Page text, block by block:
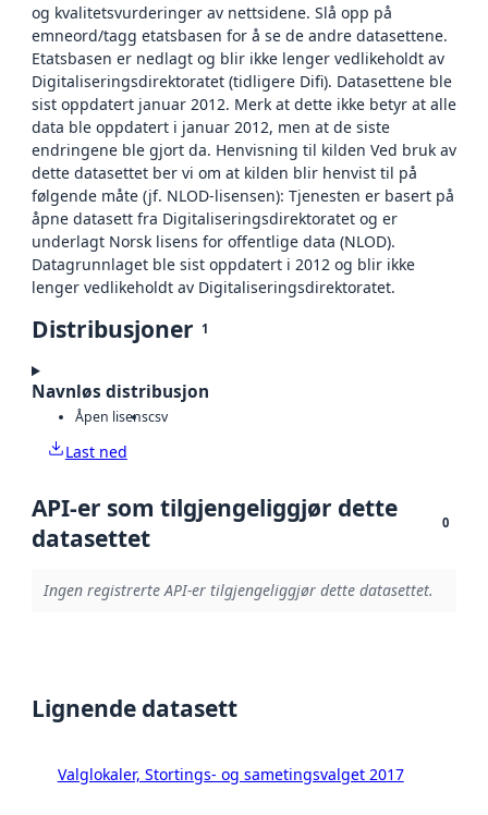
og kvalitetsvurderinger av nettsidene. Slå opp på
emneord/tagg etatsbasen for å se de andre datasettene.
Etatsbasen er nedlagt og blir ikke lenger vedlikeholdt av
Digitaliseringsdirektoratet (tidligere Difi). Datasettene ble
sist oppdatert januar 2012. Merk at dette ikke betyr at alle
data ble oppdatert i januar 2012, men at de siste
endringene ble gjort da. Henvisning til kilden Ved bruk av
dette datasettet ber vi om at kilden blir henvist til på
følgende måte (jf. NLOD-lisensen): Tjenesten er basert på
åpne datasett fra Digitaliseringsdirektoratet og er
underlagt Norsk lisens for offentlige data (NLOD).
Datagrunnlaget ble sist oppdatert i 2012 og blir ikke
lenger vedlikeholdt av Digitaliseringsdirektoratet.
Distribusjoner 1
Navnløs distribusjon
Åpen lisenscsv
Last ned
API-er som tilgjengeliggjør dette
datasettet
0
Ingen registrerte API-er tilgjengeliggjør dette datasettet.
Lignende datasett
Valglokaler, Stortings- og sametingsvalget 2017